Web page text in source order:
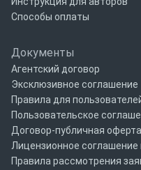
Способы оплаты
Документы
Агентский договор
Эксклюзивное соглашение
Правила для
Пользовательское
Договор-публичная
Лицензионное соглашение
Правила рассмотрения